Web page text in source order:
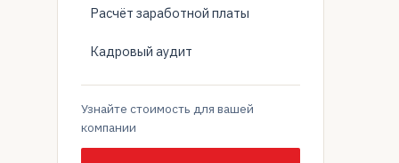
Расчёт заработной платы
Кадровый аудит
Узнайте стоимость для вашей
компании